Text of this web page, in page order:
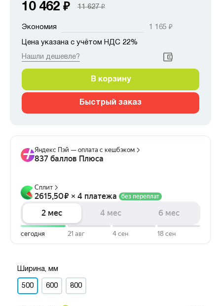
10 462 ₽ 11 627₽
Экономия 1 165 ₽
Цена указана с учётом НДС 22%
Нашли дешевле?
В корзину
Быстрый заказ
Ширина, мм
500 600 800